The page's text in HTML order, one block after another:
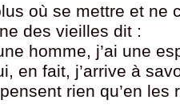
où se mettre et ne
des vieilles dit :
homme, j’ai une
en fait, j’arrive à
rien qu’en les